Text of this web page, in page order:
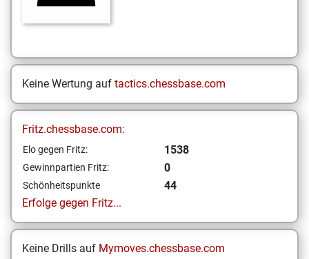
Keine Wertung auf tactics.chessbase.com
Fritz.chessbase.com:
Elo gegen Fritz: 1538
Gewinnpartien Fritz: 0
Schönheitspunkte
44
Erfolge gegen Fritz...
Keine Drills auf Mymoves.chessbase.com